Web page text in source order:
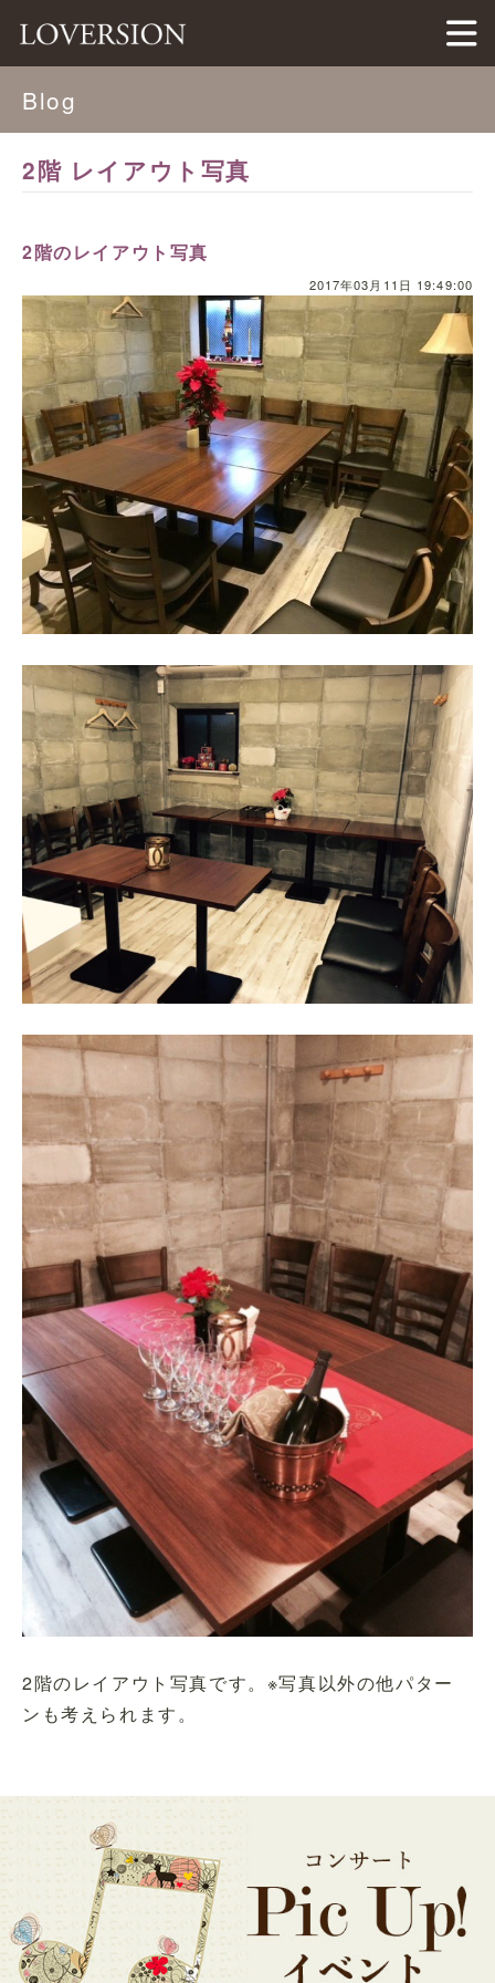
LOVERSION（ラバージョン）
Blog
2階 レイアウト写真
2階のレイアウト写真
2017年03月11日 19:49:00
2階のレイアウト写真です。※写真以外の他パター
ンも考えられます。